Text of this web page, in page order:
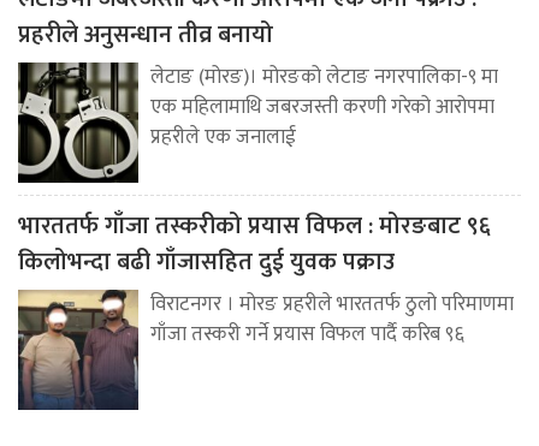
प्रहरीले अनुसन्धान तीव्र बनायो
लेटाङ (मोरङ)। मोरङको लेटाङ नगरपालिका-९ मा
एक महिलामाथि जबरजस्ती करणी गरेको आरोपमा
प्रहरीले एक जनालाई
भारततर्फ गाँजा तस्करीको प्रयास विफल : मोरङबाट ९६
किलोभन्दा बढी गाँजासहित दुई युवक पक्राउ
विराटनगर । मोरङ प्रहरीले भारततर्फ ठुलो परिमाणमा
गाँजा तस्करी गर्ने प्रयास विफल पार्दै करिब ९६